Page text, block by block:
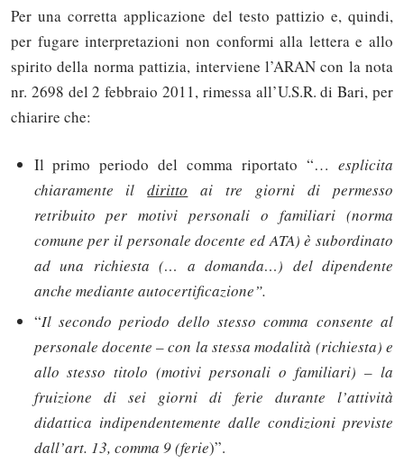
Per una corretta applicazione del testo pattizio e, quindi,
per fugare interpretazioni non conformi alla lettera e allo
spirito della norma pattizia, interviene l’ARAN con la nota
nr. 2698 del 2 febbraio 2011, rimessa all’U.S.R. di Bari, per
chiarire che:
Il primo periodo del comma riportato “… esplicita
chiaramente ildiritto ai tre giorni di permesso
retribuito per motivi personali o familiari (norma
comune per il personale docente ed ATA) è subordinato
ad una richiesta (… a domanda…) del dipendente
anche mediante autocertificazione”.
“Il secondo periodo dello stesso comma consente al
personale docente – con la stessa modalità (richiesta) e
allo stesso titolo (motivi personali o familiari) – la
fruizione di sei giorni di ferie durante l’attività
didattica indipendentemente dalle condizioni previste
dall’art. 13, comma 9 (ferie)”.